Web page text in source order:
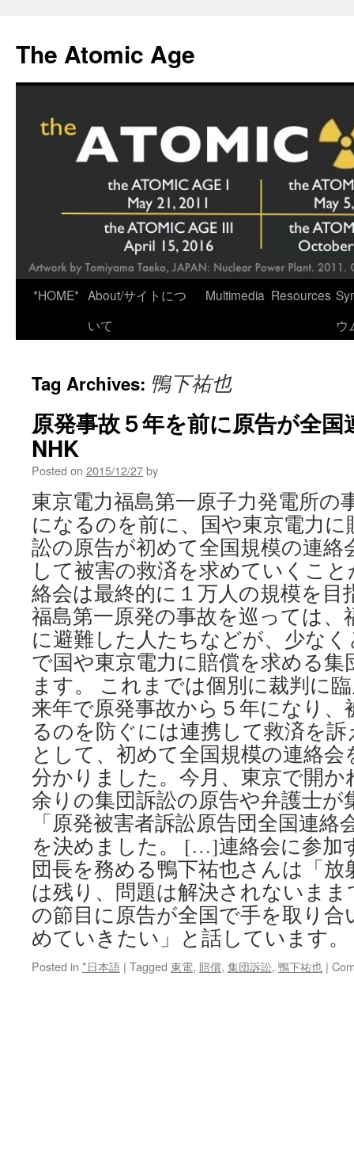
content
The Atomic Age
*HOME* About/サイトにつ
いて
Multimedia Resources
ウ
Tag Archives: 鴨下祐也
原発事故５年を前に原告が全
NHK
Posted on 2015/12/27by
東京電力福島第一原子力発電所の
になるのを前に、国や東京電力
訟の原告が初めて全国規模の連絡
して被害の救済を求めていくこ
絡会は最終的に１万人の規模を
福島第一原発の事故を巡っては、
に避難した人たちなどが、少な
で国や東京電力に賠償を求める
ます。 これまでは個別に裁判に
来年で原発事故から５年になり、
るのを防ぐには連携して救済を
として、初めて全国規模の連絡
分かりました。今月、東京で開
余りの集団訴訟の原告や弁護士が
「原発被害者訴訟原告団全国連
を決めました。 […]連絡会に参加
団長を務める鴨下祐也さんは「
は残り、問題は解決されないま
の節目に原告が全国で手を取り合
めていきたい」と話しています
Posted in *日本語 | Tagged 東電, 賠償, 集団訴訟, 鴨下祐也 |